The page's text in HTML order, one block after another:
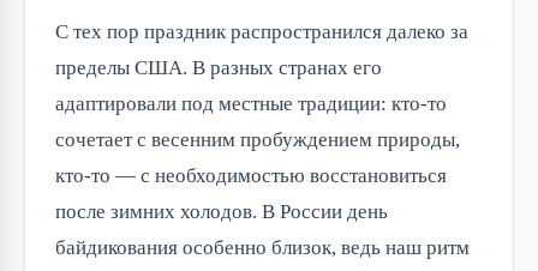
С тех пор праздник распространился далеко за
пределы США. В разных странах его
адаптировали под местные традиции: кто-то
сочетает с весенним пробуждением природы,
кто-то — с необходимостью восстановиться
после зимних холодов. В России день
байдикования особенно близок, ведь наш ритм